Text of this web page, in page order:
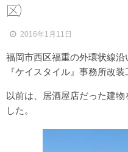
区）
2016年1月11日
福岡市西区福重の外環状線
『ケイスタイル』事務所改装
以前は、居酒屋店だった建
した。